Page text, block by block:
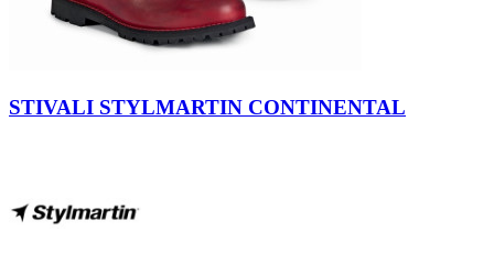
STIVALI STYLMARTIN CONTINENTAL